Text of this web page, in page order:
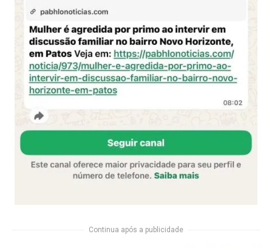
Continua após a publicidade